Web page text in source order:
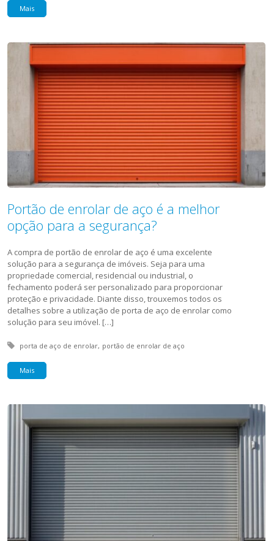
Mais
Portão de enrolar de aço é a melhor
opção para a segurança?
A compra de portão de enrolar de aço é uma excelente
solução para a segurança de imóveis. Seja para uma
propriedade comercial, residencial ou industrial, o
fechamento poderá ser personalizado para proporcionar
proteção e privacidade. Diante disso, trouxemos todos os
detalhes sobre a utilização de porta de aço de enrolar como
solução para seu imóvel. […]
Tagged with:
porta de aço de enrolar portão de enrolar de aço
Mais